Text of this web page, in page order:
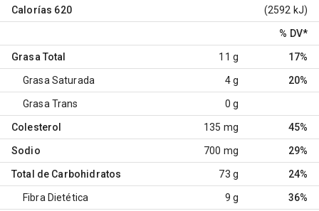
Calorías 620 (2592 kJ)
% DV*
Grasa Total 11 g 17%
Grasa Saturada 4 g 20%
Grasa Trans 0 g
Colesterol 135 mg 45%
Sodio 700 mg 29%
Total de Carbohidratos 73 g 24%
Fibra Dietética 9 g 36%